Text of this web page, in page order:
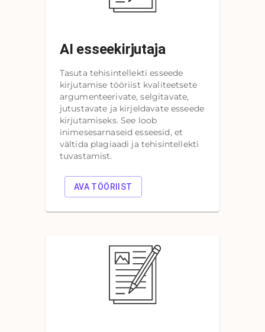
AI esseekirjutaja
Tasuta tehisintellekti esseede
kirjutamise tööriist kvaliteetsete
argumenteerivate, selgitavate,
jutustavate ja kirjeldavate esseede
kirjutamiseks. See loob
inimesesarnaseid esseesid, et
vältida plagiaadi ja tehisintellekti
tuvastamist.
AVA TÖÖRIIST